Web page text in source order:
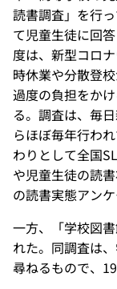
読書調査」を行
て児童生徒に回
度は、新型コロ
時休業や分散登
過度の負担をか
る。調査は、毎
らほぼ毎年行わ
わりとして全国
や児童生徒の読
の読書実態アン
一方、「学校図
れた。同調査は
尋ねるもので、